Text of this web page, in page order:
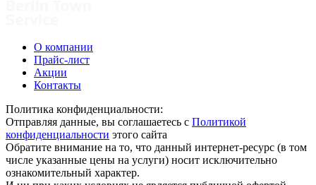
О компании
Прайс-лист
Акции
Контакты
Политика конфиденциальности:
Отправляя данные, вы соглашаетесь с Политикой
конфиденциальности этого сайта
Обратите внимание на то, что данный интернет-ресурс (в том
числе указанные цены на услуги) носит исключительно
ознакомительный характер.